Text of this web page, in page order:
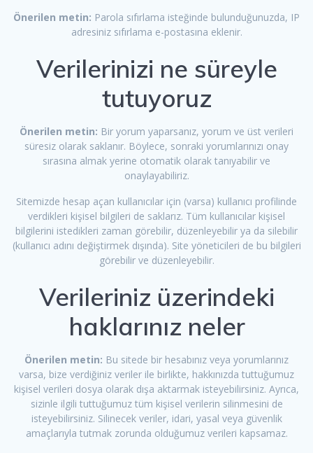
Önerilen metin: Parola sıfırlama isteğinde bulunduğunuzda, IP
adresiniz sıfırlama e-postasına eklenir.
Verilerinizi ne süreyle
tutuyoruz
Önerilen metin: Bir yorum yaparsanız, yorum ve üst verileri
süresiz olarak saklanır. Böylece, sonraki yorumlarınızı onay
sırasına almak yerine otomatik olarak tanıyabilir ve
onaylayabiliriz.
Sitemizde hesap açan kullanıcılar için (varsa) kullanıcı profilinde
verdikleri kişisel bilgileri de saklarız. Tüm kullanıcılar kişisel
bilgilerini istedikleri zaman görebilir, düzenleyebilir ya da silebilir
(kullanıcı adını değiştirmek dışında). Site yöneticileri de bu bilgileri
görebilir ve düzenleyebilir.
Verileriniz üzerindeki
haklarınız neler
Önerilen metin: Bu sitede bir hesabınız veya yorumlarınız
varsa, bize verdiğiniz veriler ile birlikte, hakkınızda tuttuğumuz
kişisel verileri dosya olarak dışa aktarmak isteyebilirsiniz. Ayrıca,
sizinle ilgili tuttuğumuz tüm kişisel verilerin silinmesini de
isteyebilirsiniz. Silinecek veriler, idari, yasal veya güvenlik
amaçlarıyla tutmak zorunda olduğumuz verileri kapsamaz.